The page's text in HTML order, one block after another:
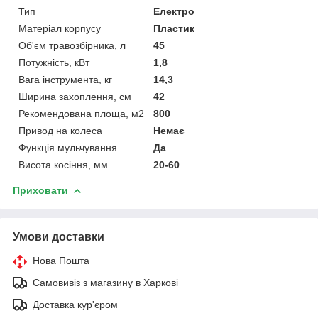
Тип
Електро
Матеріал корпусу
Пластик
Об'єм травозбірника, л
45
Потужність, кВт
1,8
Вага інструмента, кг
14,3
Ширина захоплення, см
42
Рекомендована площа, м2
800
Привод на колеса
Немає
Функція мульчування
Да
Висота косіння, мм
20-60
Приховати
Умови доставки
Нова Пошта
Самовивіз з магазину в Харкові
Доставка кур'єром